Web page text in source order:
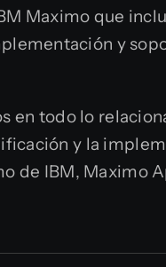
Maximo que
y
en todo lo
y la
de IBM, Maximo